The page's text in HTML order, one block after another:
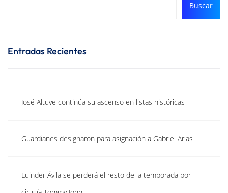
Buscar
Entradas Recientes
José Altuve continúa su ascenso en listas históricas
Guardianes designaron para asignación a Gabriel Arias
Luinder Ávila se perderá el resto de la temporada por